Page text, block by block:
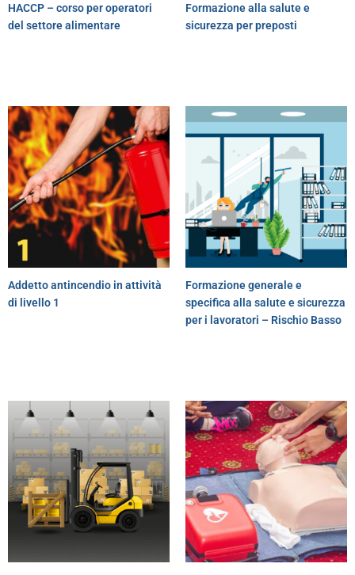
HACCP – corso per operatori
del settore alimentare
Formazione alla salute e
sicurezza per preposti
Addetto antincendio in attività
di livello 1
Formazione generale e
specifica alla salute e sicurezza
per i lavoratori – Rischio Basso